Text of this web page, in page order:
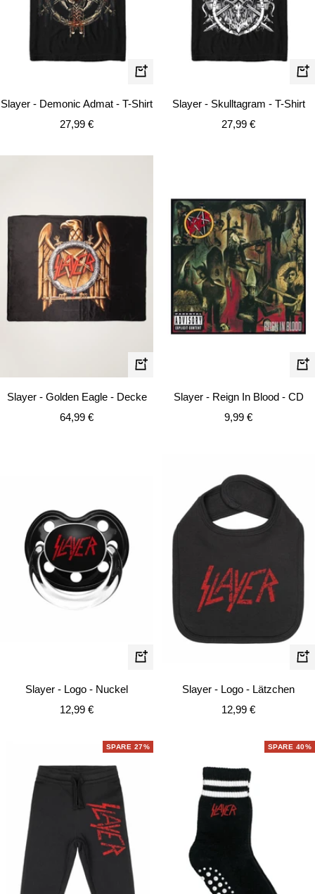
Schnellansicht
Slayer - Demonic Admat - T-Shirt
Angebotspreis
27,99 €
Slayer - Skulltagram - T-Shirt
Angebotspreis
27,99 €
In
Slayer - Golden Eagle - Decke
Angebotspreis
64,99 €
In
Slayer - Reign In Blood - CD
Angebotspreis
9,99 €
Schnellansicht
Slayer - Logo - Nuckel
Angebotspreis
12,99 €
In
Slayer - Logo - Lätzchen
Angebotspreis
12,99 €
SPARE 27% SPARE 40%